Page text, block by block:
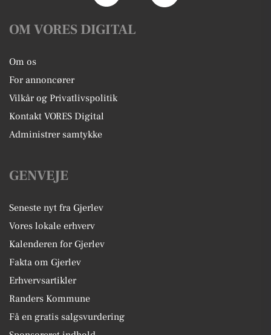
OM VORES DIGITAL
Om os
For annoncører
Vilkår og Privatlivspolitik
Kontakt VORES Digital
Administrer samtykke
GENVEJE
Seneste nyt fra Gjerlev
Vores lokale erhverv
Kalenderen for Gjerlev
Fakta om Gjerlev
Erhvervsartikler
Randers Kommune
Få en gratis salgsvurdering